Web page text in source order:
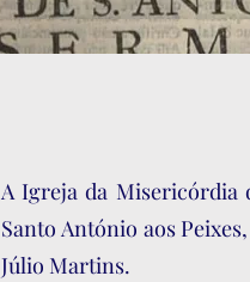
A Igreja da Misericórdia
Santo António aos
Júlio Martins.